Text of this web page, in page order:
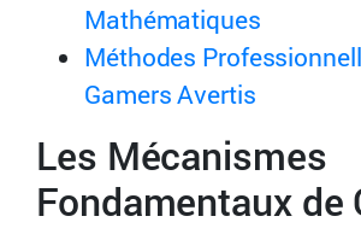
Mathématiques
Méthodes
Gamers Avertis
Les Mécanismes
Fondamentaux de